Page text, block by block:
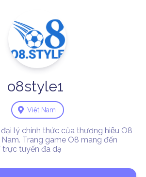
o8style1
Việt Nam
lý chính thức của thương hiệu O8
Trang game O8 mang đến
trực tuyến đa dạ